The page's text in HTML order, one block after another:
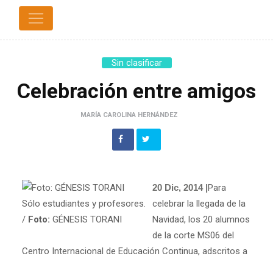
Sin clasificar
Celebración entre amigos
MARÍA CAROLINA HERNÁNDEZ
Sólo estudiantes y profesores.
/Foto: GÉNESIS TORANI
20 Dic, 2014 |Para
celebrar la llegada de la
Navidad, los 20 alumnos
de la corte MS06 del
Centro Internacional de Educación Continua, adscritos a